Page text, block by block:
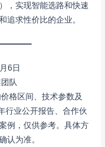
，实现智能选路和快速
追求性价比的企业。
6日
队
格区间、技术参数及
行业公开报告、合作伙
例，仅供参考。具体方
认为准。